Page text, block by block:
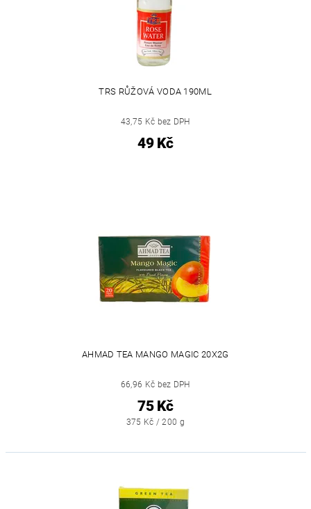
TRS RŮŽOVÁ VODA 190ML
43,75 Kč bez DPH
49 Kč
AHMAD TEA MANGO MAGIC 20X2G
66,96 Kč bez DPH
75 Kč
375 Kč / 200 g